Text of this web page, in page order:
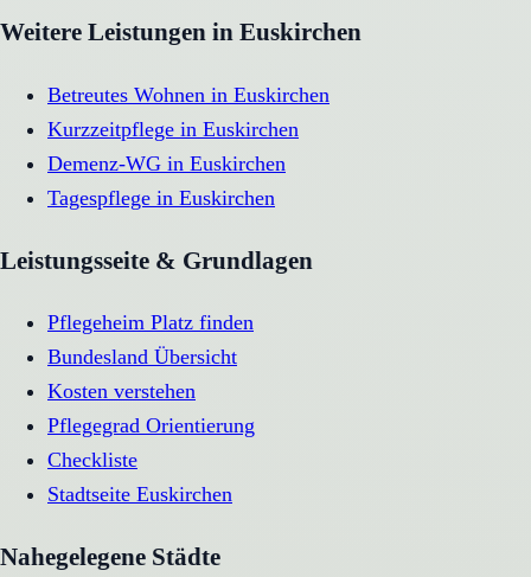
Weitere Leistungen in Euskirchen
Betreutes Wohnen in Euskirchen
Kurzzeitpflege in Euskirchen
Demenz-WG in Euskirchen
Tagespflege in Euskirchen
Leistungsseite & Grundlagen
Pflegeheim Platz finden
Bundesland Übersicht
Kosten verstehen
Pflegegrad Orientierung
Checkliste
Stadtseite Euskirchen
Nahegelegene Städte